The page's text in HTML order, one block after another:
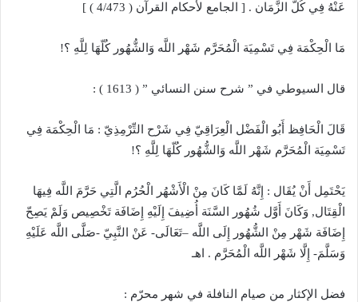
عَنْهُ فِي كُلّ الزَّمَان . [ الجامع لأحكام القرآن ( 4/473 ) ]
مَا الْحِكْمَة فِي تَسْمِيَة الْمُحَرَّم شَهْر اللَّه وَالشُّهُور كُلّهَا لِلَّهِ ؟!
قال السيوطي في ” شرح سنن النسائي ” ( 1613 ) :
قَالَ الْحَافِظ أَبُو الْفَضْل الْعِرَاقِيّ فِي شَرْح التِّرْمِذِيّ : مَا الْحِكْمَة فِي
تَسْمِيَة الْمُحَرَّم شَهْر اللَّه وَالشُّهُور كُلّهَا لِلَّهِ ؟!
يَحْتَمِل أَنْ يُقَال : إِنَّهُ لَمَّا كَانَ مِنْ الْأَشْهُر الْحُرُم الَّتِي حَرَّمَ اللَّه فِيهَا
الْقِتَال, وَكَانَ أَوَّل شُهُور السَّنَة أُضِيفَ إِلَيْهِ إِضَافَة تَخْصِيص وَلَمْ يَصِحّ
إِضَافَة شَهْر مِنْ الشُّهُور إِلَى اللَّه –تَعَالَى- عَنْ النَّبِيّ -صَلَّى اللَّه عَلَيْهِ
وَسَلَّمَ- إِلَّا شَهْر اللَّه الْمُحَرَّم . اهـ
فضل الإكثار من صيام النافلة في شهر محرّم :